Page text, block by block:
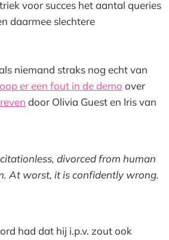
voor succes het aantal queries
daarmee slechtere
niemand straks nog echt van
er een fout in de demo over
door Olivia Guest en Iris van
divorced from human
At worst, it is confidently wrong.
had dat hij i.p.v. zout ook